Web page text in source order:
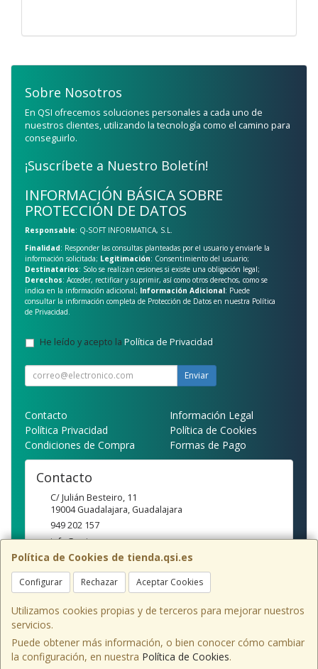
Política de Cookies de tienda.qsi.es
Configurar Rechazar Aceptar Cookies
Utilizamos cookies propias y de terceros para mejorar nuestros
servicios.
Puede obtener más información, o bien conocer cómo cambiar
la configuración, en nuestra Política de Cookies.
Sobre Nosotros
En QSI ofrecemos soluciones personales a cada uno de
nuestros clientes, utilizando la tecnología como el camino para
conseguirlo.
¡Suscríbete a Nuestro Boletín!
INFORMACIÓN BÁSICA SOBRE
PROTECCIÓN DE DATOS
Responsable: Q-SOFT INFORMATICA, S.L.
Finalidad: Responder las consultas planteadas por el usuario y enviarle la
información solicitada; Legitimación: Consentimiento del usuario;
Destinatarios: Solo se realizan cesiones si existe una obligación legal;
Derechos: Acceder, rectificar y suprimir, así como otros derechos, como se
indica en la información adicional; Información Adicional: Puede
consultar la información completa de Protección de Datos en nuestra Política
de Privacidad
He leído y acepto la Política de Privacidad.
Enviar
Contacto
Información Legal
Política Privacidad
Política de Cookies
Condiciones de Compra
Formas de Pago
Contacto
C/ Julián Besteiro, 11
19004 Guadalajara, Guadalajara
949 202 157
info@qsi.es
Horario
10:00-14:00/16:30-20:00
, , , , España. - C.I.F.: B19118157 - Tfno: